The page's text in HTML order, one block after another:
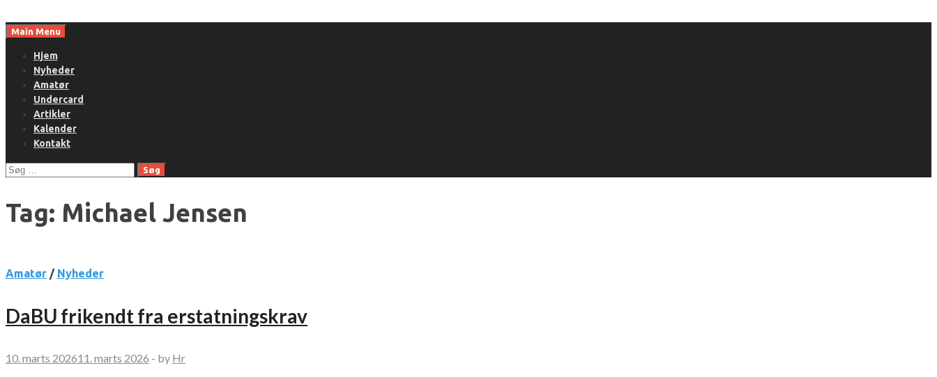
toMain Menu
Hjem
Nyheder
Amatør
Undercard
Artikler
Kalender
Kontakt
Søg
Tag: Michael Jensen
Amatør / Nyheder
DaBU frikendt fra erstatningskrav
10. marts 202611. marts 2026 - by Hr